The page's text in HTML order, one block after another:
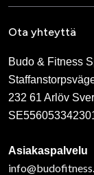
Ota yhteyttä
Budo & Fitness
232 61 Arlöv
Asiakaspalvelu